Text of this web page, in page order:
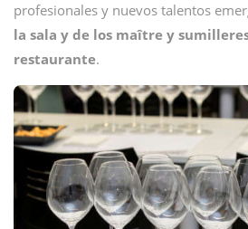
profesionales y nuevos talentos
la sala y de los maître y
restaurante.